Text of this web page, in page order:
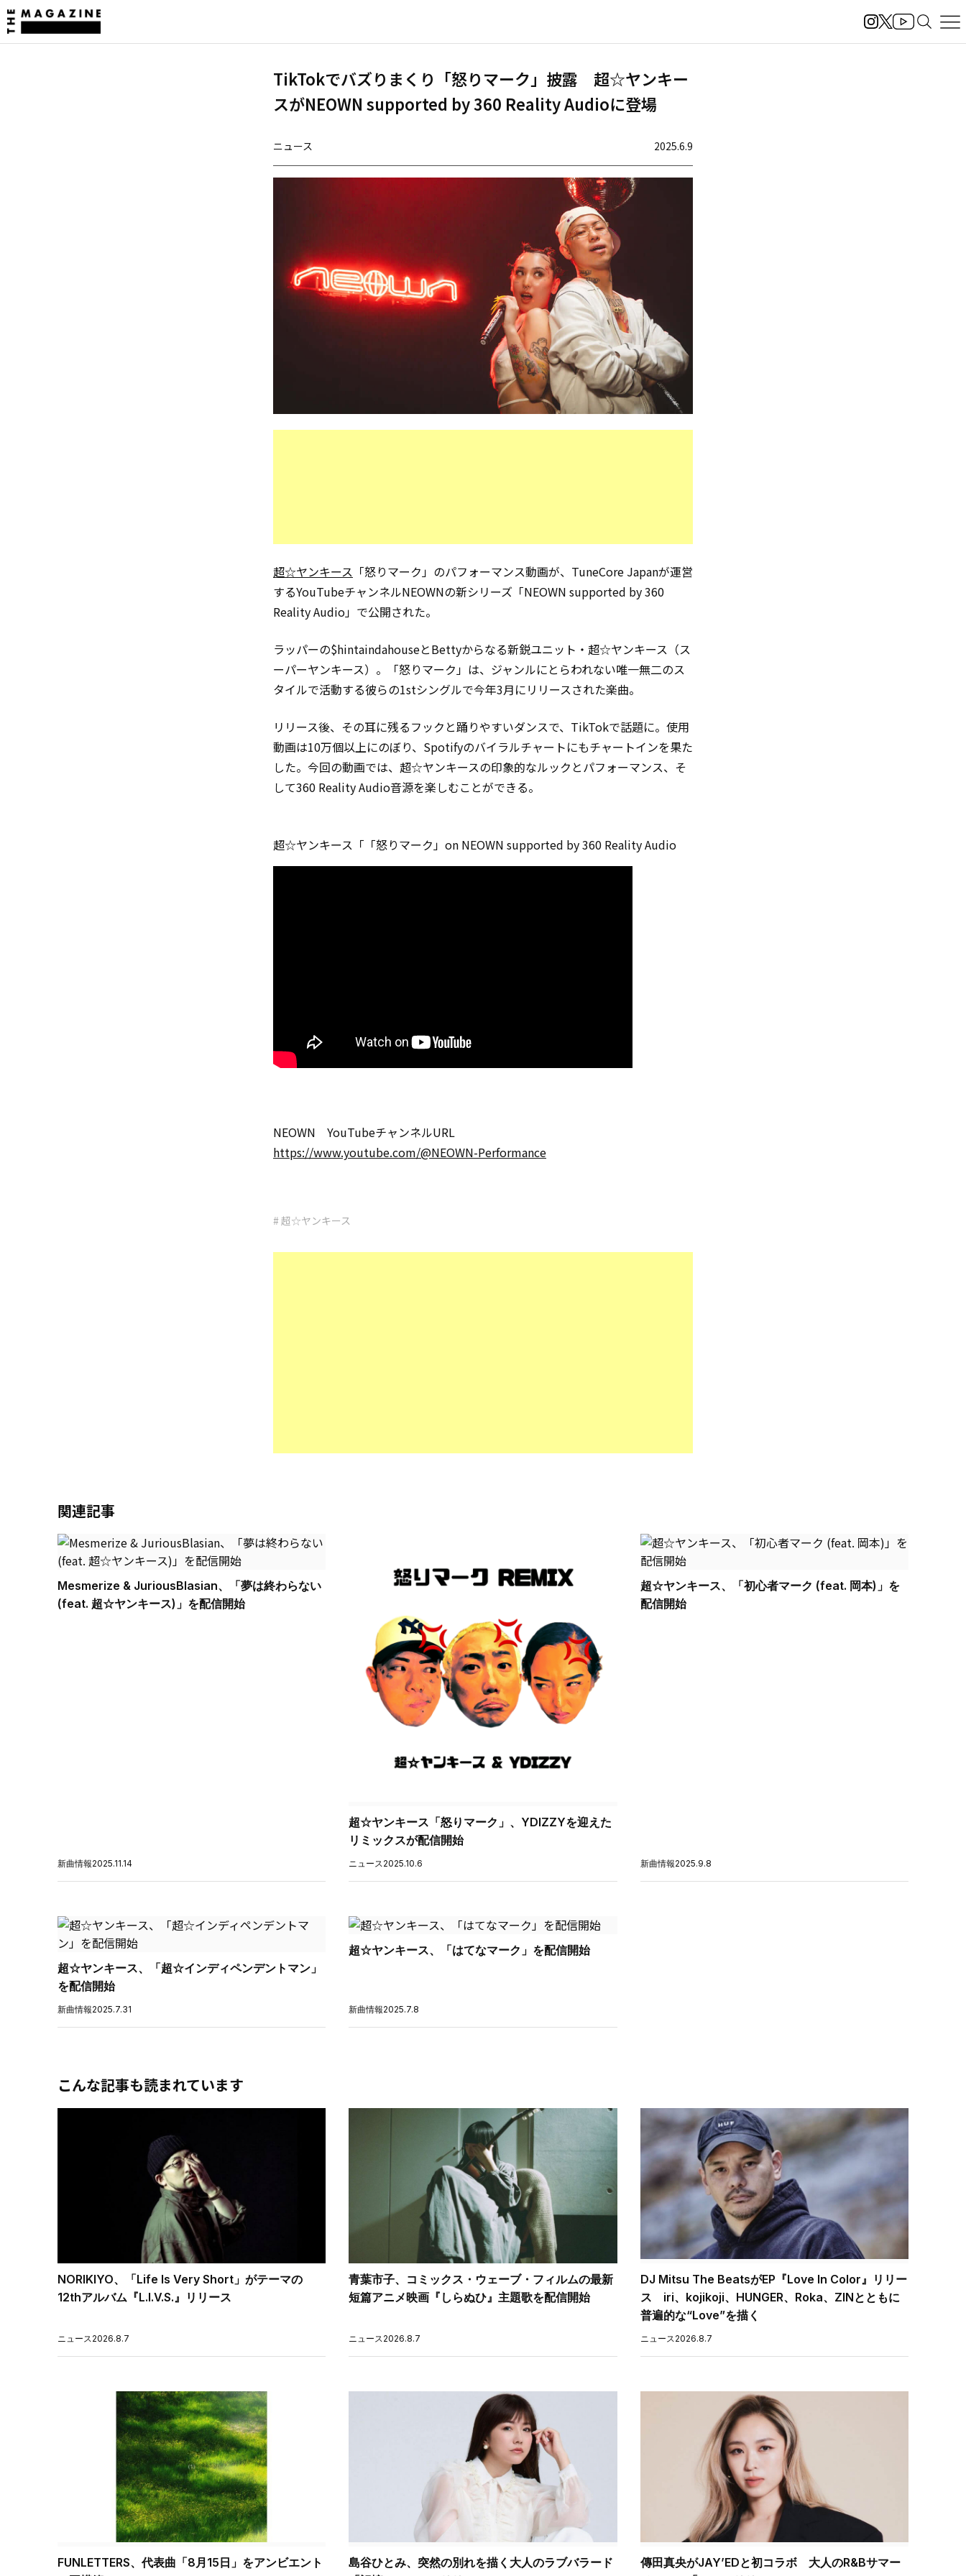
TikTokでバズりまくり「怒りマーク」披露 超☆ヤンキー
スがNEOWN supported by 360 Reality Audioに登場
ニュース 2025.6.9
超☆ヤンキース 「怒りマーク」のパフォーマンス動画が、TuneCore Japanが運営
するYouTubeチャンネルNEOWNの新シリーズ「NEOWN supported by 360
Reality Audio」で公開された。
ラッパーの$hintaindahouseとBettyからなる新鋭ユニット・超☆ヤンキース（ス
ーパーヤンキース）。「怒りマーク」は、ジャンルにとらわれない唯一無二のス
タイルで活動する彼らの1stシングルで今年3月にリリースされた楽曲。
リリース後、その耳に残るフックと踊りやすいダンスで、TikTokで話題に。使用
動画は10万個以上にのぼり、Spotifyのバイラルチャートにもチャートインを果た
した。今回の動画では、超☆ヤンキースの印象的なルックとパフォーマンス、そ
して360 Reality Audio音源を楽しむことができる。
超☆ヤンキース「「怒りマーク」on NEOWN supported by 360 Reality Audio
NEOWN YouTubeチャンネルURL
https://www.youtube.com/@NEOWN-Performance
# 超☆ヤンキース
関連記事
Mesmerize & JuriousBlasian、「夢は終わらない
(feat. 超☆ヤンキース)」を配信開始
新曲情報2025.11.14
超☆ヤンキース「怒りマーク」、YDIZZYを迎えた
リミックスが配信開始
ニュース 2025.10.6
超☆ヤンキース、「初心者マーク (feat. 岡本)」を
配信開始
新曲情報2025.9.8
超☆ヤンキース、「超☆インディペンデントマン」
を配信開始
新曲情報2025.7.31
超☆ヤンキース、「はてなマーク」を配信開始
新曲情報2025.7.8
こんな記事も読まれています
NORIKIYO、「Life Is Very Short」がテーマの
12thアルバム『L.I.V.S.』リリース
ニュース 2026.8.7
青葉市子、コミックス・ウェーブ・フィルムの最新
短篇アニメ映画『しらぬひ』主題歌を配信開始
ニュース 2026.8.7
DJ Mitsu The BeatsがEP『Love In Color』リリー
ス iri、kojikoji、HUNGER、Roka、ZINとともに
普遍的な“Love”を描く
ニュース 2026.8.7
FUNLETTERS、代表曲「8月15日」をアンビエント
島谷ひとみ、突然の別れを描く大人のラブバラード
傳田真央がJAY’EDと初コラボ 大人のR&Bサマー